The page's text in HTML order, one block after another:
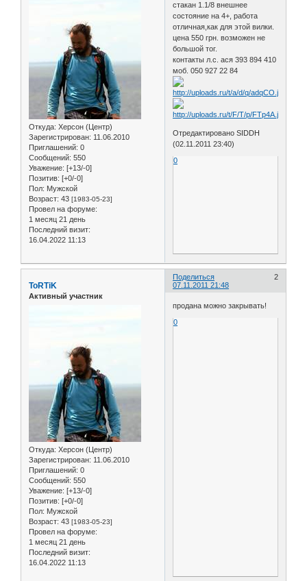
Откуда: Херсон (Центр)
Зарегистрирован: 11.06.2010
Приглашений: 0
Сообщений: 550
Уважение: [+13/-0]
Позитив: [+0/-0]
Пол: Мужской
Возраст: 43 [1983-05-23]
Провел на форуме:
1 месяц 21 день
Последний визит:
16.04.2022 11:13
стакан 1.1/8 внешнее
состояние на 4+, работа
отличная,как для этой вилки.
цена 550 грн. возможен не
большой тог.
контакты л.с. ася 393 894 410
моб. 050 927 22 84
Отредактировано SIDDH
(02.11.2011 23:40)
0
Поделиться
2
07.11.2011 21:48
ToRTiK
Активный участник
Откуда: Херсон (Центр)
Зарегистрирован: 11.06.2010
Приглашений: 0
Сообщений: 550
Уважение: [+13/-0]
Позитив: [+0/-0]
Пол: Мужской
Возраст: 43 [1983-05-23]
Провел на форуме:
1 месяц 21 день
Последний визит:
16.04.2022 11:13
продана можно закрывать!
0